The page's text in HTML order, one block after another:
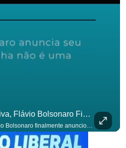
Após Dias De Expectativa, Flávio Bolsonaro Finalmente Anunciou Seu Vice. #OAntagonista
Após dias de expectativa, Flávio Bolsonaro finalmente anunciou seu vice. #OAntagonista Se você busca informação com credibilidade, inscreva-se agora e ative o